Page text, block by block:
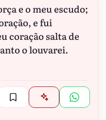
e o meu escudo;
e fui
coração salta de
o louvarei.